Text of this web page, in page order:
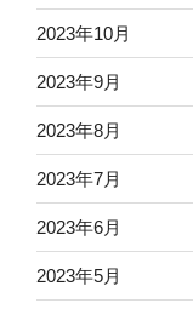
2023年10月
2023年9月
2023年8月
2023年7月
2023年6月
2023年5月